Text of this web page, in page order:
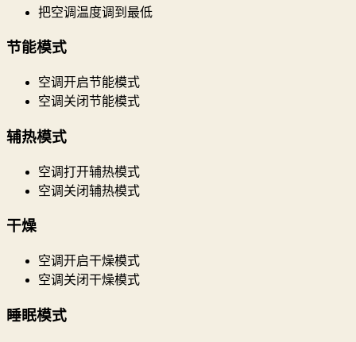
把空调温度调到最低
节能模式
空调开启节能模式
空调关闭节能模式
辅热模式
空调打开辅热模式
空调关闭辅热模式
干燥
空调开启干燥模式
空调关闭干燥模式
睡眠模式